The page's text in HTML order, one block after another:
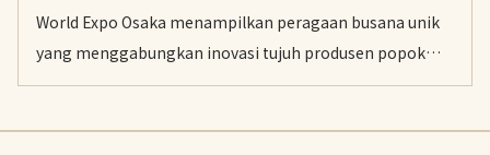
World Expo Osaka menampilkan peragaan busana unik
yang menggabungkan inovasi tujuh produsen popok
dewasa untuk menghapus stigma negatif masyarakat.